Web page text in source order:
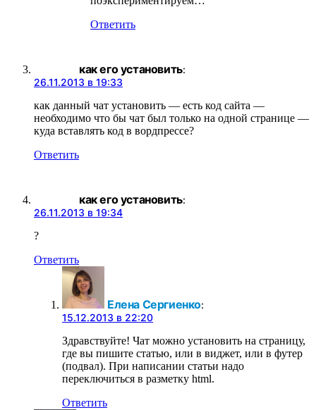
Ответить
как его установить:
26.11.2013 в 19:33
как данный чат установить — есть код сайта —
необходимо что бы чат был только на одной странице —
куда вставлять код в вордпрессе?
Ответить
как его установить:
26.11.2013 в 19:34
?
Ответить
Елена Сергиенко:
15.12.2013 в 22:20
Здравствуйте! Чат можно установить на страницу,
где вы пишите статью, или в виджет, или в футер
(подвал). При написании статьи надо
переключиться в разметку html.
Ответить